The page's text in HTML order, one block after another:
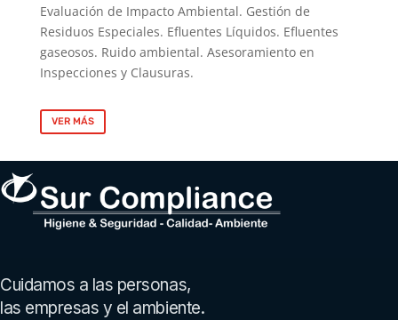
Evaluación de Impacto Ambiental. Gestión de
Residuos Especiales. Efluentes Líquidos. Efluentes
gaseosos. Ruido ambiental. Asesoramiento en
Inspecciones y Clausuras.
VER MÁS
Pie de página de Sur Compliance
Cuidamos a las personas,
las empresas y el ambiente.